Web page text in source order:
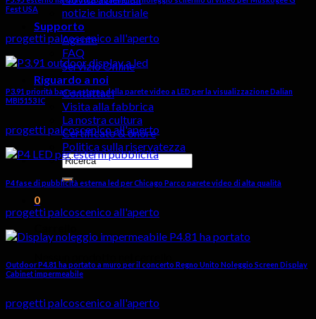
notizie industriale
Supporto
Agente
FAQ
Servizio Online
Riguardo a noi
Contattaci
Visita alla fabbrica
La nostra cultura
Certificato & onore
Politica sulla riservatezza
Cercare:
0
Fest USA
progetti palcoscenico all'aperto
P3.91 priorità bassa esterna della parete video a LED per la visualizzazione Dalian
MBI5153 IC
progetti palcoscenico all'aperto
P4 fase di pubblicità esterna led per Chicago Parco parete video di alta qualità
progetti palcoscenico all'aperto
Outdoor P4.81 ha portato a muro per il concerto Regno Unito Noleggio Screen Display
Cabinet impermeabile
progetti palcoscenico all'aperto